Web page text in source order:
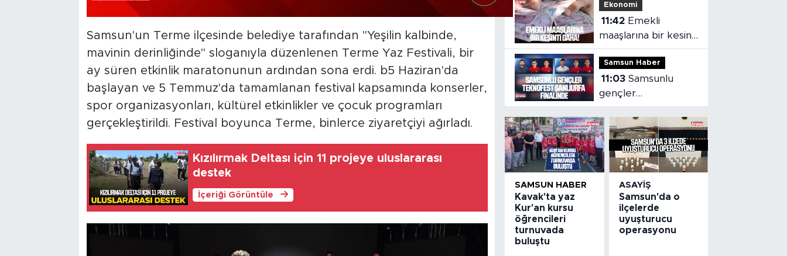
Samsun'un Terme ilçesinde belediye tarafından "Yeşilin kalbinde,
mavinin derinliğinde" sloganıyla düzenlenen Terme Yaz Festivali, bir
ay süren etkinlik maratonunun ardından sona erdi. b5 Haziran'da
başlayan ve 5 Temmuz'da tamamlanan festival kapsamında konserler,
spor organizasyonları, kültürel etkinlikler ve çocuk programları
gerçekleştirildi. Festival boyunca Terme, binlerce ziyaretçiyi ağırladı.
Kızılırmak Deltası için 11 projeye uluslararası
destek
İçeriği Görüntüle
şartlı izin verdi
Ekonomi
11:42
maaşlarına bir kesinti
daha!
Samsun Haber
11:03 Samsunlu
gençler
TEKNOFEST
Şanlıurfa finalinde
SAMSUN HABER
Kavak'ta yaz
Kur'an kursu
öğrencileri
turnuvada
buluştu
ASAYIŞ
Samsun'da o
ilçelerde
uyuşturucu
operasyonu